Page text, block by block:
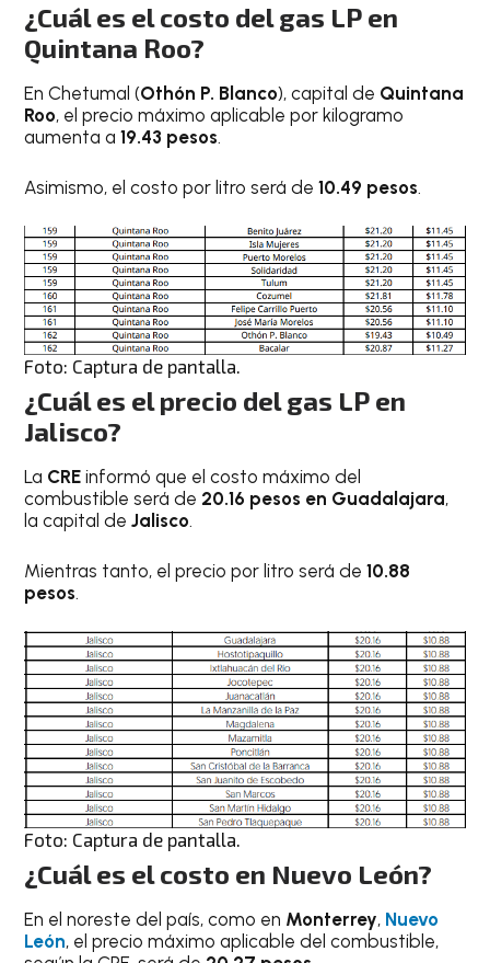
¿Cuál es el costo del gas LP en
Quintana Roo?
En Chetumal (Othón P. Blanco), capital de Quintana
Roo, el precio máximo aplicable por kilogramo
aumenta a19.43 pesos.
Asimismo, el costo por litro será de10.49 pesos.
Foto: Captura de pantalla.
¿Cuál es el precio del gas LP en
Jalisco?
La CREinformó que el costo máximo del
combustible será de 20.16 pesos en Guadalajara,
la capital deJalisco.
Mientras tanto, el precio por litro será de10.88
pesos.
Foto: Captura de pantalla.
¿Cuál es el costo en Nuevo León?
En el noreste del país, como en Monterrey, Nuevo
León, el precio máximo aplicable del combustible,